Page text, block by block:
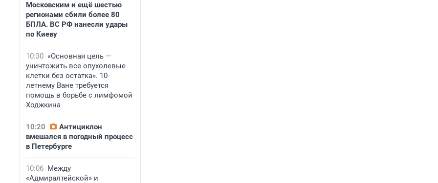
Московским и ещё шестью
регионами сбили более 80
БПЛА. ВС РФ нанесли удары
по Киеву
10:30 «Основная цель —
уничтожить все опухолевые
клетки без остатка». 10-
летнему Ване требуется
помощь в борьбе с лимфомой
Ходжкина
10:20
Антициклон
вмешался в погодный процесс
в Петербурге
10:06 Между
«Адмиралтейской» и